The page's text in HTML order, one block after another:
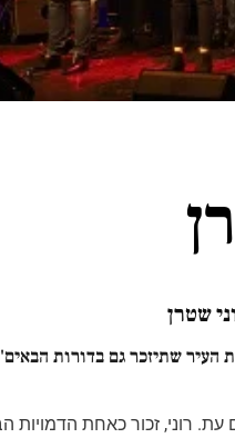
שטרן
העיר שתיזכר גם בדורות
עת. רוני, זכור כאחת הדמויות